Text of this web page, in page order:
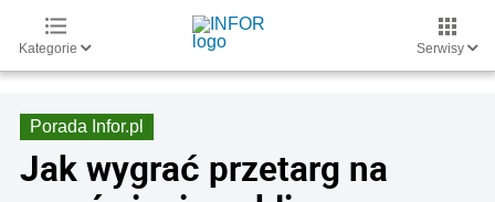
Kategorie Serwisy
Porada Infor.pl
Jak wygrać przetarg na